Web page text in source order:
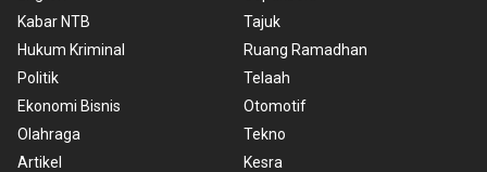
Kabar NTB
Hukum Kriminal
Politik
Ekonomi Bisnis
Olahraga
Artikel
Tajuk
Ruang Ramadhan
Telaah
Otomotif
Tekno
Kesra